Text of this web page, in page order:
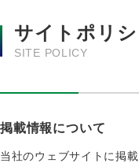
サイトポリ
SITE POLICY
掲載情報について
当社のウェブサイトに掲